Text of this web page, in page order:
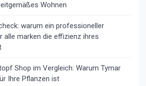
Wohnen
warum ein professioneller
alle marken die effizienz ihres
Shop im Vergleich: Warum Tymar
Ihre Pflanzen ist